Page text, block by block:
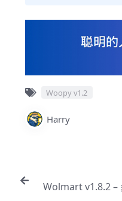
Woopy v1.2
Harry
Wolmart v1.8.2 –